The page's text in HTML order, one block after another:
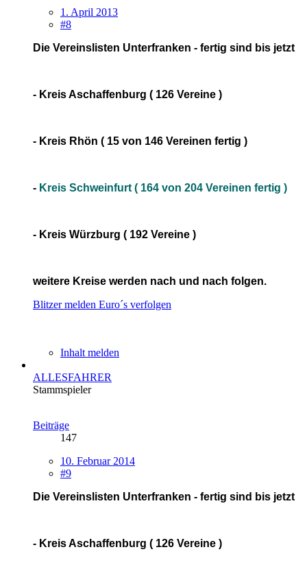
1. April 2013
#8
Die Vereinslisten Unterfranken - fertig sind bis jetzt
- Kreis Aschaffenburg ( 126 Vereine )
- Kreis Rhön ( 15 von 146 Vereinen fertig )
- Kreis Schweinfurt ( 164 von 204 Vereinen fertig )
- Kreis Würzburg ( 192 Vereine )
weitere Kreise werden nach und nach folgen.
Blitzer melden Euro´s verfolgen
Inhalt melden
ALLESFAHRER
Stammspieler
Beiträge
147
10. Februar 2014
#9
Die Vereinslisten Unterfranken - fertig sind bis jetzt
- Kreis Aschaffenburg ( 126 Vereine )